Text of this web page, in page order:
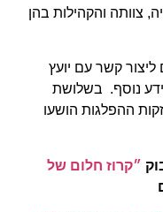
צוותה והקהילות בהן
קשר עם יועץ
נוסף. בשלושת
ההפלגות הושעו
״קרוז חלום של